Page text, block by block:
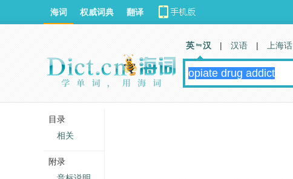
海词 权威词典 翻译
英 汉 | 汉语 | 上海话
目录
相关
附录